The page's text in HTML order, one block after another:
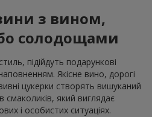
з вином,
солодощами
підійдуть подарункові
Якісне вино, дорогі
цукерки створять вишуканий
смаколиків, який виглядає
і особистих ситуаціях.